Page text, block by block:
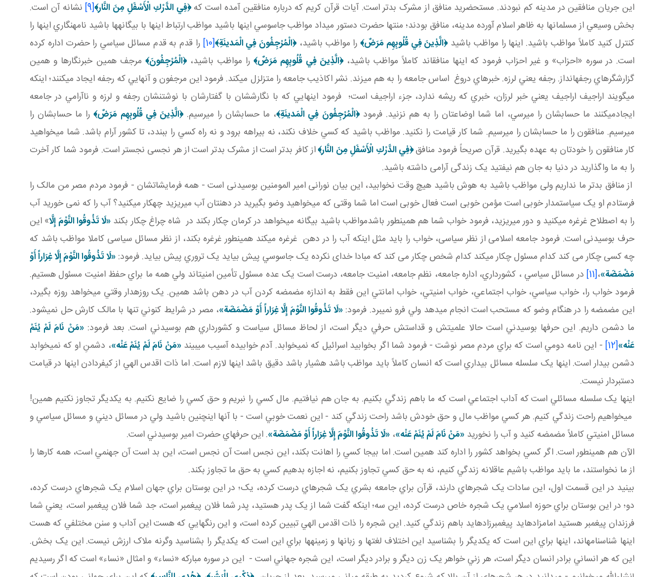
اين جريان منافقين در مدينه کم نبودند. مستحضريد منافق از مشرک بدتر است. آيات قرآن کريم که درباره منافقين آمده است که﴿فِي الدَّرْكِ الْأَسْفَلِ مِنَ النَّار﴾[9]
نشانه آن است.
بخش وسيعي از مسلمان ها به ظاهر اسلام آورده مدينه، منافق بودند؛ منتها حضرت دستور مي داد مواظب جاسوسي اينها باشيد مواظب ارتباط اينها با بيگانه ها باشيد نامه نگاري اينها را
کنترل کنيد کاملاً مواظب باشيد. اينها را مواظب باشيد﴿الَّذِينَ فِي قُلُوبِهِم مَرَضٌ﴾ را مواظب باشيد،﴿الْمُرْجِفُونَ فِي الْمَدينَةِ﴾[10]
را قدم به قدم مسائل سياسي را حضرت اداره کرده
است. در سوره «احزاب» و غير احزاب فرمود که اينها منافق اند کاملاً مواظب باشيد،﴿الَّذِينَ فِي قُلُوبِهِم مَرَضٌ﴾را مواظب باشيد،﴿الْمُرْجِفُونَ﴾مرجف همين خبرنگارها و همين
گزارشگرهاي رجفه انداز. رجفه يعني لرزه. خبرهاي دروغ اساس جامعه را به هم مي زند. نشر اکاذيب جامعه را متزلزل مي کند. فرمود اين مرجفون و آنهايي که رجفه ايجاد مي کنند؛ اينکه
مي گويند اراجيف اراجيف يعني خبر لرزان، خبري که ريشه ندارد، جزء اراجيف است؛ فرمود اينهايي که با نگارششان با گفتارشان با نوشتنشان رجفه و لرزه و ناآرامي در جامعه
ايجادمي کنند ما حسابشان را مي رسي، اما شما اوضاعتان را به هم نزنيد. فرمود﴿الْمُرْجِفُونَ فِي الْمَدينَةِ﴾، ما حسابشان را مي رسيم.﴿الَّذِينَ فِي قُلُوبِهِم مَرَضٌ﴾را ما حسابشان را
مي رسيم. منافقون را ما حسابشان را مي رسيم. شما کار قيامت را نکنيد. مواظب باشيد که کسي خلاف نکند، نه بيراهه برود و نه راه کسي را ببندد، تا کشور آرام باشد. شما مي خواهيد
کار منافقون را خودتان به عهده بگيريد. قرآن صريحاً فرمود منافق﴿فِي الدَّرْكِ الْأَسْفَلِ مِنَ النَّار﴾از کافر بدتر است از مشرک بدتر است از هر نجسی نجس­تر است. فرمود شما کار آخرت
را به ما واگذاريد در دنيا به جان هم نيفتيد يک زندگی آرامی داشته باشيد.
از منافق بدتر ما نداريم ولی مواظب باشيد به هوش باشيد هيچ وقت نخوابيد، اين بيان نورانی امير المومنين بوسيدنی است - همه فرمايشاتشان - فرمود مردم مصر من مالک را
فرستادم او يک سياستمدار خوبی است مؤمن خوبی است فعال خوبی است اما شما وقتی که می­خواهيد وضو بگيريد در دهنتان آب می­ريزيد چهکار می­کنيد؟ آب را که نمی خوريد آب
را به اصطلاح غرغره می­کنيد و دور می­ريزيد، فرمود خواب شما هم همينطور باشدمواظب باشيد بيگانه می­خواهد در کرمان چکار بکند در شاه چراغ چکار بکند «لَا تَذُوقُوا النَّوْمَ إِلَّا» اين
حرف بوسيدنی است. فرمود جامعه اسلامی از نظر سياسی، خواب را بايد مثل اينکه آب را در دهن غرغره می­کند همينطور غرغره بکند، از نظر مسائل سياسی کاملا مواظب باشد که
چه کسی چکار می کند کدام مسئول چکار می­کند کدام شخص چکار می کند که مبادا خدای نکرده يک جاسوسي پيش بيايد يک تروري پيش بيايد. فرمود: «لَا تَذُوقُوا النَّوْمَ إِلَّا غِرَاراً أَوْ
مَضْمَضَة»،[11]
در مسائل سياسي ، کشورداري، اداره جامعه، نظم جامعه، امنيت جامعه، درست است يک عده مسئول تأمين امنيت اند ولي همه ما براي حفظ امنيت مسئول هستيم.
فرمود خواب را، خواب سياسي، خواب اجتماعي، خواب امنيتي، خواب امانتي اين فقط به اندازه مضمضه کردن آب در دهن باشد همين. يک روزه دار وقتي مي خواهد روزه بگيرد،
اين مضمضه را در هنگام وضو که مستحب است انجام مي دهد ولي فرو نمي برد. فرمود:«لَا تَذُوقُوا النَّوْمَ إِلَّا غِرَاراً أَوْ مَضْمَضَة»، مصر در شرايط کنوني تنها با مالک کارش حل نمي شود.
ما دشمن داريم. اين حرف ها بوسيدني است حالا علميتش و قداستش حرفي ديگر است، از لحاظ مسائل سياست و کشورداري هم بوسيدني است. بعد فرمود:«مَنْ‏ نَامَ‏ لَمْ‏ يُنَمْ‏
عَنْه‏»
[12] - اين نامه دومي است که براي مردم مصر نوشت - فرمود شما اگر بخوابيد اسرائيل که نمي خوابد. آدم خوابيده آسيب مي بيند«مَنْ‏ نَامَ‏ لَمْ‏ يُنَمْ‏ عَنْه‏»، دشمنِ او که نمي خوابد
دشمن بيدار است. اينها يک سلسله مسائل بيداري است که انسان کاملاً بايد مواظب باشد هشيار باشد دقيق باشد اينها لازم است. اما ذات اقدس الهي از کيفردادن اينها در قيامت
دست بردار نيست.
اينها يک سلسله مسائلي است که آداب اجتماعي است که ما باهم زندگي بکنيم. به جان هم نيافتيم. مال کسي را نبريم و حق کسي را ضايع نکنيم. به يکديگر تجاوز نکنيم همين!
مي خواهيم راحت زندگي کنيم. هر کسي مواظب مال و حق خودش باشد راحت زندگي کند - اين نعمت خوبي است - با آنها اين چنين باشيد ولي در مسائل ديني و مسائل سياسي و
مسائل امنيتي کاملاً مضمضه کنيد و آب را نخوريد «مَنْ‏ نَامَ‏ لَمْ‏ يُنَمْ‏ عَنْه‏»، «لَا تَذُوقُوا النَّوْمَ إِلَّا غِرَاراً أَوْ مَضْمَضَة». اين حرف هاي حضرت امير بوسيدني است.
الآن هم همينطور است. اگر کسي بخواهد کشور را اداره کند همين است. اما بيجا کسي را اهانت بکند، اين نجس است آن نجس است، اين بد است آن جهنمي است، همه کارها را
از ما نخواستند، ما بايد مواظب باشيم عاقلانه زندگي کنيم، نه به حق کسي تجاوز بکنيم، نه اجازه بدهيم کسي به حق ما تجاوز بکند.
بينيد در اين قسمت اول، اين سادات يک شجره اي دارند، قرآن براي جامعه بشري يک شجره اي درست کرده، يک؛ در اين بوستان براي جهان اسلام يک شجره اي درست کرده،
دو؛ در اين بوستان براي حوزه اسلامي يک شجره خاص درست کرده، اين سه؛ اينکه گفت شما از يک پدر هستيد، پدر شما فلان پيغمبر است، جد شما فلان پيغمبر است، يعني شما
فرزندان پيغمبر هستيد امامزاده ايد پيغمبرزاده ايد باهم زندگي کنيد. اين شجره را ذات اقدس الهي تبيين کرده است، و اين رنگ هايي که هست اين آداب و سنن مختلفي که هست
اينها شناسنامه اند، اينها براي اين است که يکديگر را بشناسيد اين اختلاف لغت ها و زبان ها و زمينه ها براي اين است که يکديگر را بشناسيد وگرنه ملاک ارزش نيست. اين يک بخش.
اين که هر انساني برادر انسان ديگر است، هر زني خواهر يک زن ديگر و برادر ديگر است، اين شجره جهاني است - اين در سوره مبارکه «نساء» و امثال «نساء» است که اگر رسيديم